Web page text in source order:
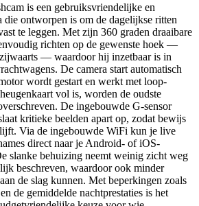
is een gebruiksvriendelijke en
die ontworpen is om de dagelijkse ritten
te leggen. Met zijn 360 graden draaibare
richten op de gewenste hoek —
— waardoor hij inzetbaar is in
De camera start automatisch
wordt gestart en werkt met loop-
vol is, worden de oudste
De ingebouwde G-sensor
kritieke beelden apart op, zodat bewijs
Via de ingebouwde WiFi kun je live
direct naar je Android- of iOS-
slanke behuizing neemt weinig zicht weg
beschreven, waardoor ook minder
de slag kunnen. Met beperkingen zoals
de gemiddelde nachtprestaties is het